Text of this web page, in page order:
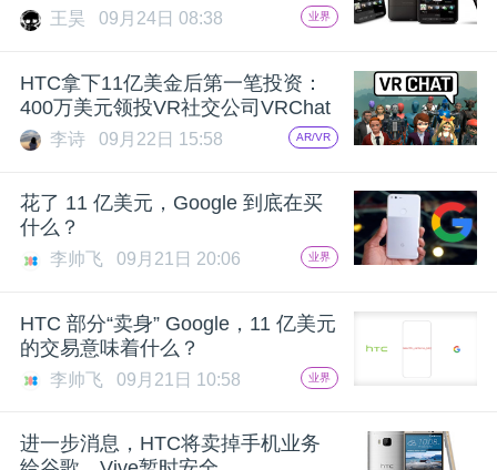
王昊 09月24日 08:38 业界
HTC拿下11亿美金后第一笔投资：
400万美元领投VR社交公司VRChat
李诗 09月22日 15:58 AR/VR
花了 11 亿美元，Google 到底在买
什么？
李帅飞 09月21日 20:06 业界
HTC 部分“卖身” Google，11 亿美元
的交易意味着什么？
李帅飞 09月21日 10:58 业界
进一步消息，HTC将卖掉手机业务